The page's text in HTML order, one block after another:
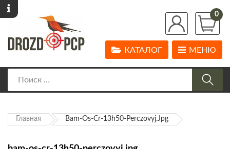
0
МЕНЮ
КАТАЛОГ
Главная Bam-Os-Cr-13h50-Perczovyj.jpg